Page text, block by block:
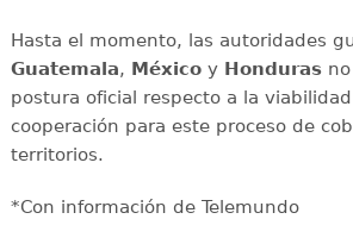
Hasta el momento, las autoridades
Guatemala, Méxicoy Hondurasno
postura oficial respecto a la
cooperación para este proceso de
territorios.
*Con información de Telemundo